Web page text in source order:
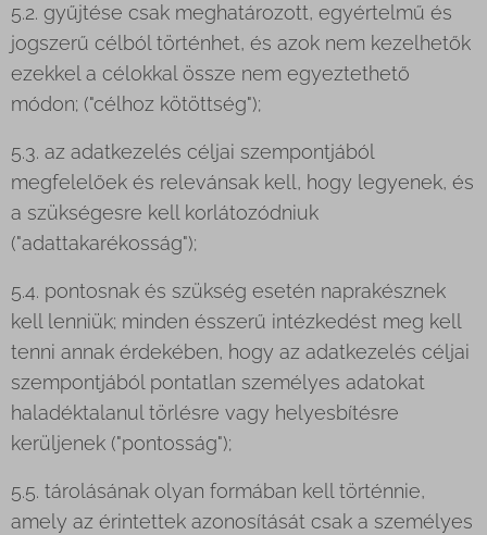
5.2. gyűjtése csak meghatározott, egyértelmű és
jogszerű célból történhet, és azok nem kezelhetők
ezekkel a célokkal össze nem egyeztethető
módon; ("célhoz kötöttség");
5.3. az adatkezelés céljai szempontjából
megfelelőek és relevánsak kell, hogy legyenek, és
a szükségesre kell korlátozódniuk
("adattakarékosság");
5.4. pontosnak és szükség esetén naprakésznek
kell lenniük; minden ésszerű intézkedést meg kell
tenni annak érdekében, hogy az adatkezelés céljai
szempontjából pontatlan személyes adatokat
haladéktalanul törlésre vagy helyesbítésre
kerüljenek ("pontosság");
5.5. tárolásának olyan formában kell történnie,
amely az érintettek azonosítását csak a személyes